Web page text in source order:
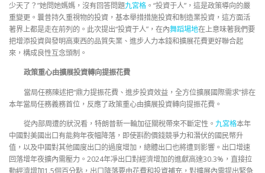
少天了？”她問她媽媽，沒有回答問題九宮格 。“投資于人”，這是政策導向的嚴
重變更。曩昔持久重視物的投資，基本舉措措施投資和制造業投資，這方面活
著界上都是走在前列的。此次提出“投資于人”，在內舞蹈場地在上意味著我們要
把增添投資與發明高東西的品質失業、進步人力本錢和擴展花費更好聯合起
來，構成良性互念頭制。
政策重心由擴展投資轉向提振花費
當局任務陳述把“鼎力提振花費、進步投資效益，全方位擴展國際需求”排在
本年當局任務義務首位，反應了政策重心由擴展投資轉向提振花費。
從內部周遭的狀況看，特朗普新一輪加征關稅帶來不斷定性。 九宮格本年
中國對美國出口有能夠年夜幅降落，即使斟酌價錢競爭力和潛伏的國民幣升
值，以及中國對其他國度出口的過度增加，總體出口也將遭到影響。出口增速
回落增年夜擴內需壓力。2024年凈出口對經濟增加的進獻高達30.3%，直接拉
動經濟增加1.5個百分點，出口降落要由花費和投資補充，對擴展內需提出緊急